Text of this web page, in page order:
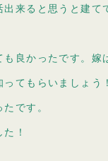
来ると思うと建て
良かったです。嫁
てもらいましょう
です。
！